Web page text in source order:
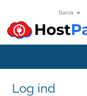
Dansk
Log ind